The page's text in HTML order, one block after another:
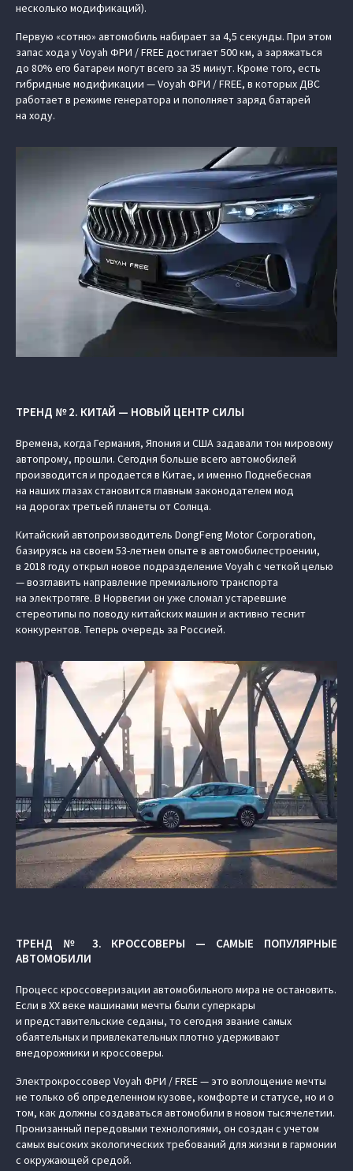
несколько модификаций).
Первую «сотню» автомобиль набирает за 4,5 секунды. При этом
запас хода у Voyah ФРИ / FREE достигает 500 км, а заряжаться
до 80% его батареи могут всего за 35 минут. Кроме того, есть
гибридные модификации — Voyah ФРИ / FREE, в которых ДВС
работает в режиме генератора и пополняет заряд батарей
на ходу.
ТРЕНД № 2. КИТАЙ — НОВЫЙ ЦЕНТР СИЛЫ
Времена, когда Германия, Япония и США задавали тон мировому
автопрому, прошли. Сегодня больше всего автомобилей
производится и продается в Китае, и именно Поднебесная
на наших глазах становится главным законодателем мод
на дорогах третьей планеты от Солнца.
Китайский автопроизводитель DongFeng Motor Corporation,
базируясь на своем 53-летнем опыте в автомобилестроении,
в 2018 году открыл новое подразделение Voyah с четкой целью
— возглавить направление премиального транспорта
на электротяге. В Норвегии он уже сломал устаревшие
стереотипы по поводу китайских машин и активно теснит
конкурентов. Теперь очередь за Россией.
ТРЕНД № 3. КРОССОВЕРЫ — САМЫЕ ПОПУЛЯРНЫЕ
АВТОМОБИЛИ
Процесс кроссоверизации автомобильного мира не остановить.
Если в XX веке машинами мечты были суперкары
и представительские седаны, то сегодня звание самых
обаятельных и привлекательных плотно удерживают
внедорожники и кроссоверы.
Электрокроссовер Voyah ФРИ / FREE — это воплощение мечты
не только об определенном кузове, комфорте и статусе, но и о
том, как должны создаваться автомобили в новом тысячелетии.
Пронизанный передовыми технологиями, он создан с учетом
самых высоких экологических требований для жизни в гармонии
с окружающей средой.